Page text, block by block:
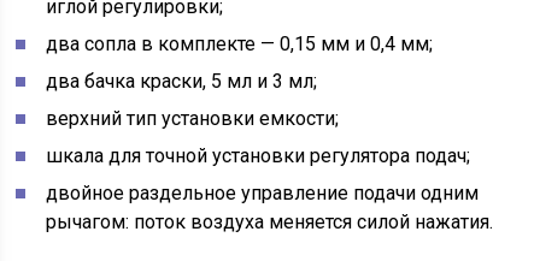
иглой регулировки;
два сопла в комплекте — 0,15 мм и 0,4 мм;
два бачка краски, 5 мл и 3 мл;
верхний тип установки емкости;
шкала для точной установки регулятора подач;
двойное раздельное управление подачи одним
рычагом: поток воздуха меняется силой нажатия.